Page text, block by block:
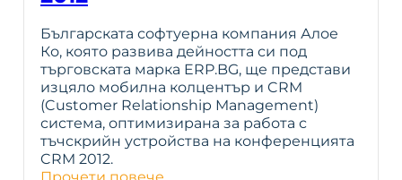
Българската софтуерна компания Алое
Ко, която развива дейността си под
търговската марка ERP.BG, ще представи
изцяло мобилна колцентър и CRM
(Customer Relationship Management)
система, оптимизирана за работа с
тъчскрийн устройства на конференцията
CRM 2012.